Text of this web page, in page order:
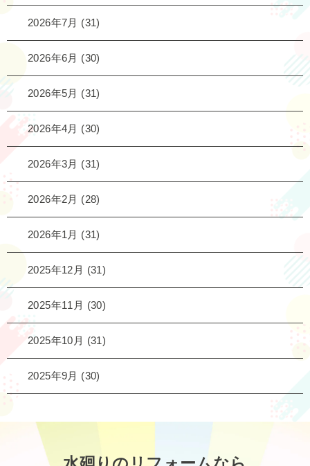
2026年7月 (31)
2026年6月 (30)
2026年5月 (31)
2026年4月 (30)
2026年3月 (31)
2026年2月 (28)
2026年1月 (31)
2025年12月 (31)
2025年11月 (30)
2025年10月 (31)
2025年9月 (30)